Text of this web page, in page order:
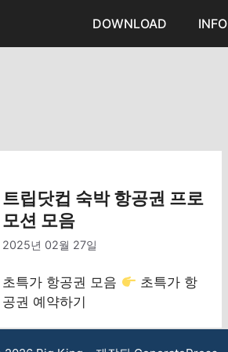
DOWNLOAD INFO
트립닷컵 숙박 항공권 프로
모션 모음
2025년 02월 27일
초특가 항공권 모음
초특가 항
공권 예약하기